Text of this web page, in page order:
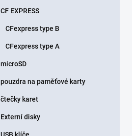
CF EXPRESS
CFexpress type B
CFexpress type A
microSD
pouzdra na paměťové karty
čtečky karet
Externí disky